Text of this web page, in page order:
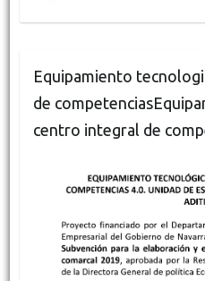
Equipamiento
de
centro integral de